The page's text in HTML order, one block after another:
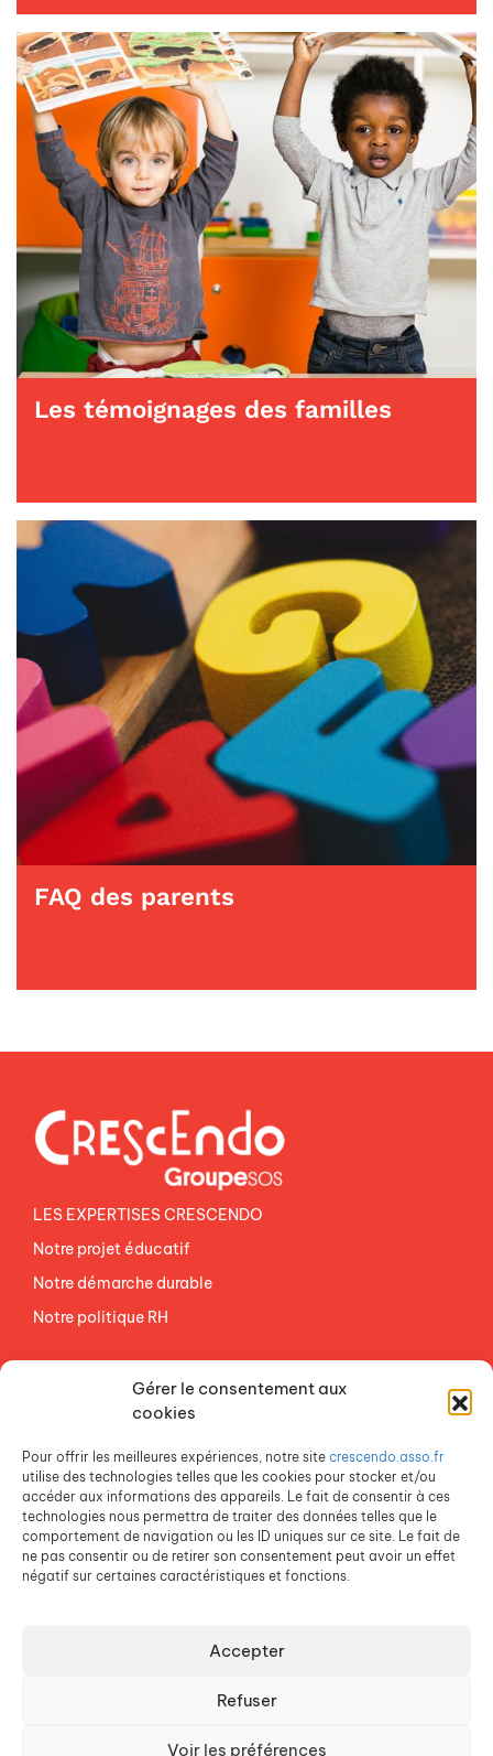
Gérer le consentement aux
cookies
Pour offrir les meilleures expériences, notre site crescendo.asso.fr
utilise des technologies telles que les cookies pour stocker et/ou
accéder aux informations des appareils. Le fait de consentir à ces
technologies nous permettra de traiter des données telles que le
comportement de navigation ou les ID uniques sur ce site. Le fait de
ne pas consentir ou de retirer son consentement peut avoir un effet
négatif sur certaines caractéristiques et fonctions.
Accepter
Refuser
Voir les préférences
Les témoignages des familles
FAQ des parents
LES EXPERTISES CRESCENDO
Notre projet éducatif
Notre démarche durable
Notre politique RH
ESPACE PRESSE
Crescendo est une association du Groupe SOS